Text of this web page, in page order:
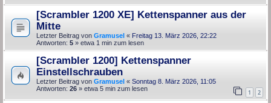
[Scrambler 1200 XE] Kettenspanner aus der
Mitte
Letzter Beitrag von Gramusel « Freitag 13. März 2026, 22:22
Antworten: 5 » etwa 1 min zum lesen
[Scrambler 1200] Kettenspanner
Einstellschrauben
Letzter Beitrag von Gramusel « Sonntag 8. März 2026, 11:05
Antworten: 26 1 2
» etwa 5 min zum lesen